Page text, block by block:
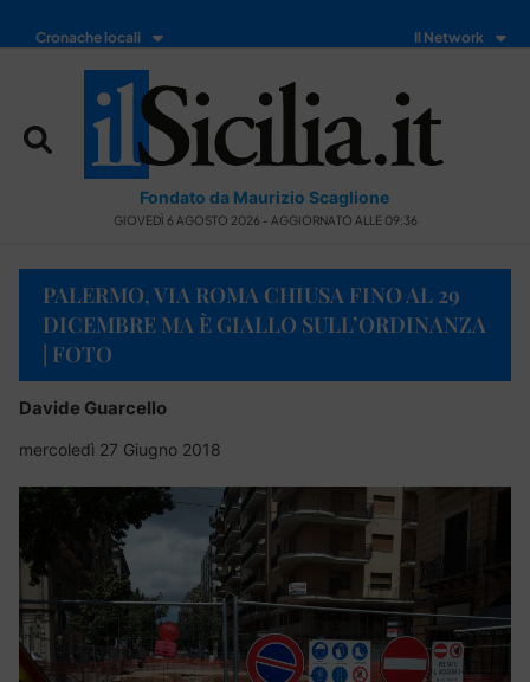
Cronache locali Il Network
Fondato da Maurizio Scaglione
GIOVEDÌ 6 AGOSTO 2026 - AGGIORNATO ALLE 09:36
PALERMO, VIA ROMA CHIUSA FINO AL 29
DICEMBRE MA È GIALLO SULL’ORDINANZA
| FOTO
Davide Guarcello
mercoledì 27 Giugno 2018